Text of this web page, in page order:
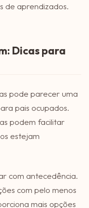
de aprendizados.
Dicas para
pode parecer uma
pais ocupados.
podem facilitar
estejam
com antecedência.
com pelo menos
mais opções